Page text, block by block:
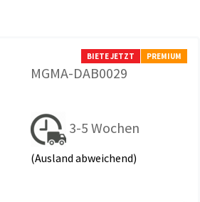
BIETE JETZT PREMIUM
MGMA-DAB0029
3-5 Wochen
(Ausland abweichend)